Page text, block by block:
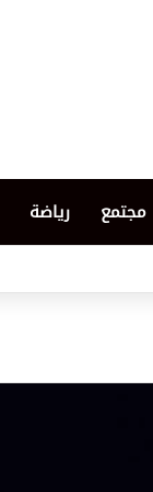
مجتمع رياضة